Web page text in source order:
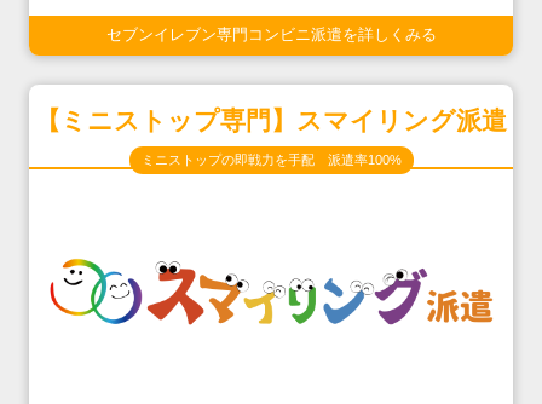
セブンイレブン専門コンビニ派遣を詳しくみる
【ミニストップ専門】スマイリング派遣
ミニストップの即戦力を手配 派遣率100%